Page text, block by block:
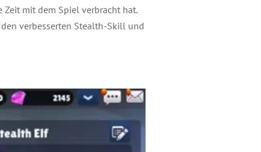
mit dem Spiel verbracht hat.
verbesserten Stealth-Skill und